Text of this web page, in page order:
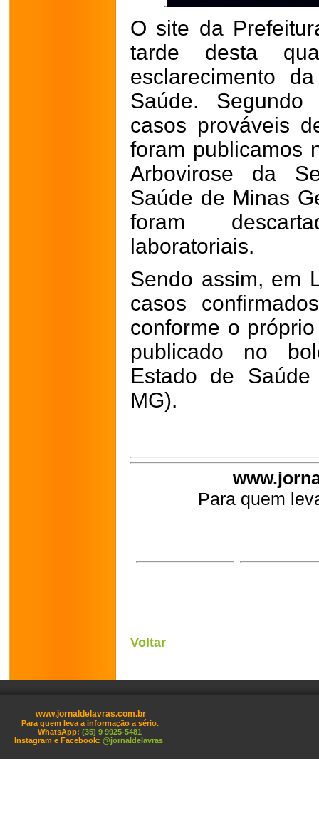
O site da
tarde desta
esclarecimento
Saúde.
casos prováveis
foram publicamos
Arbovirose da
Saúde de Minas
foram
laboratoriais.
Sendo assim, em
casos
conforme o
publicado no
Estado de
MG).
Para quem
Voltar
www.jornaldelavras.com.br
Para quem leva a informação a sério.
WhatsApp: (35) 9 9925-5481
Instagram e Facebook: @jornaldelavras